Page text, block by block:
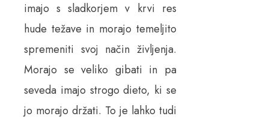
imajo s sladkorjem v krvi res
hude težave in morajo temeljito
spremeniti svoj način življenja.
Morajo se veliko gibati in pa
seveda imajo strogo dieto, ki se
jo morajo držati. To je lahko tudi